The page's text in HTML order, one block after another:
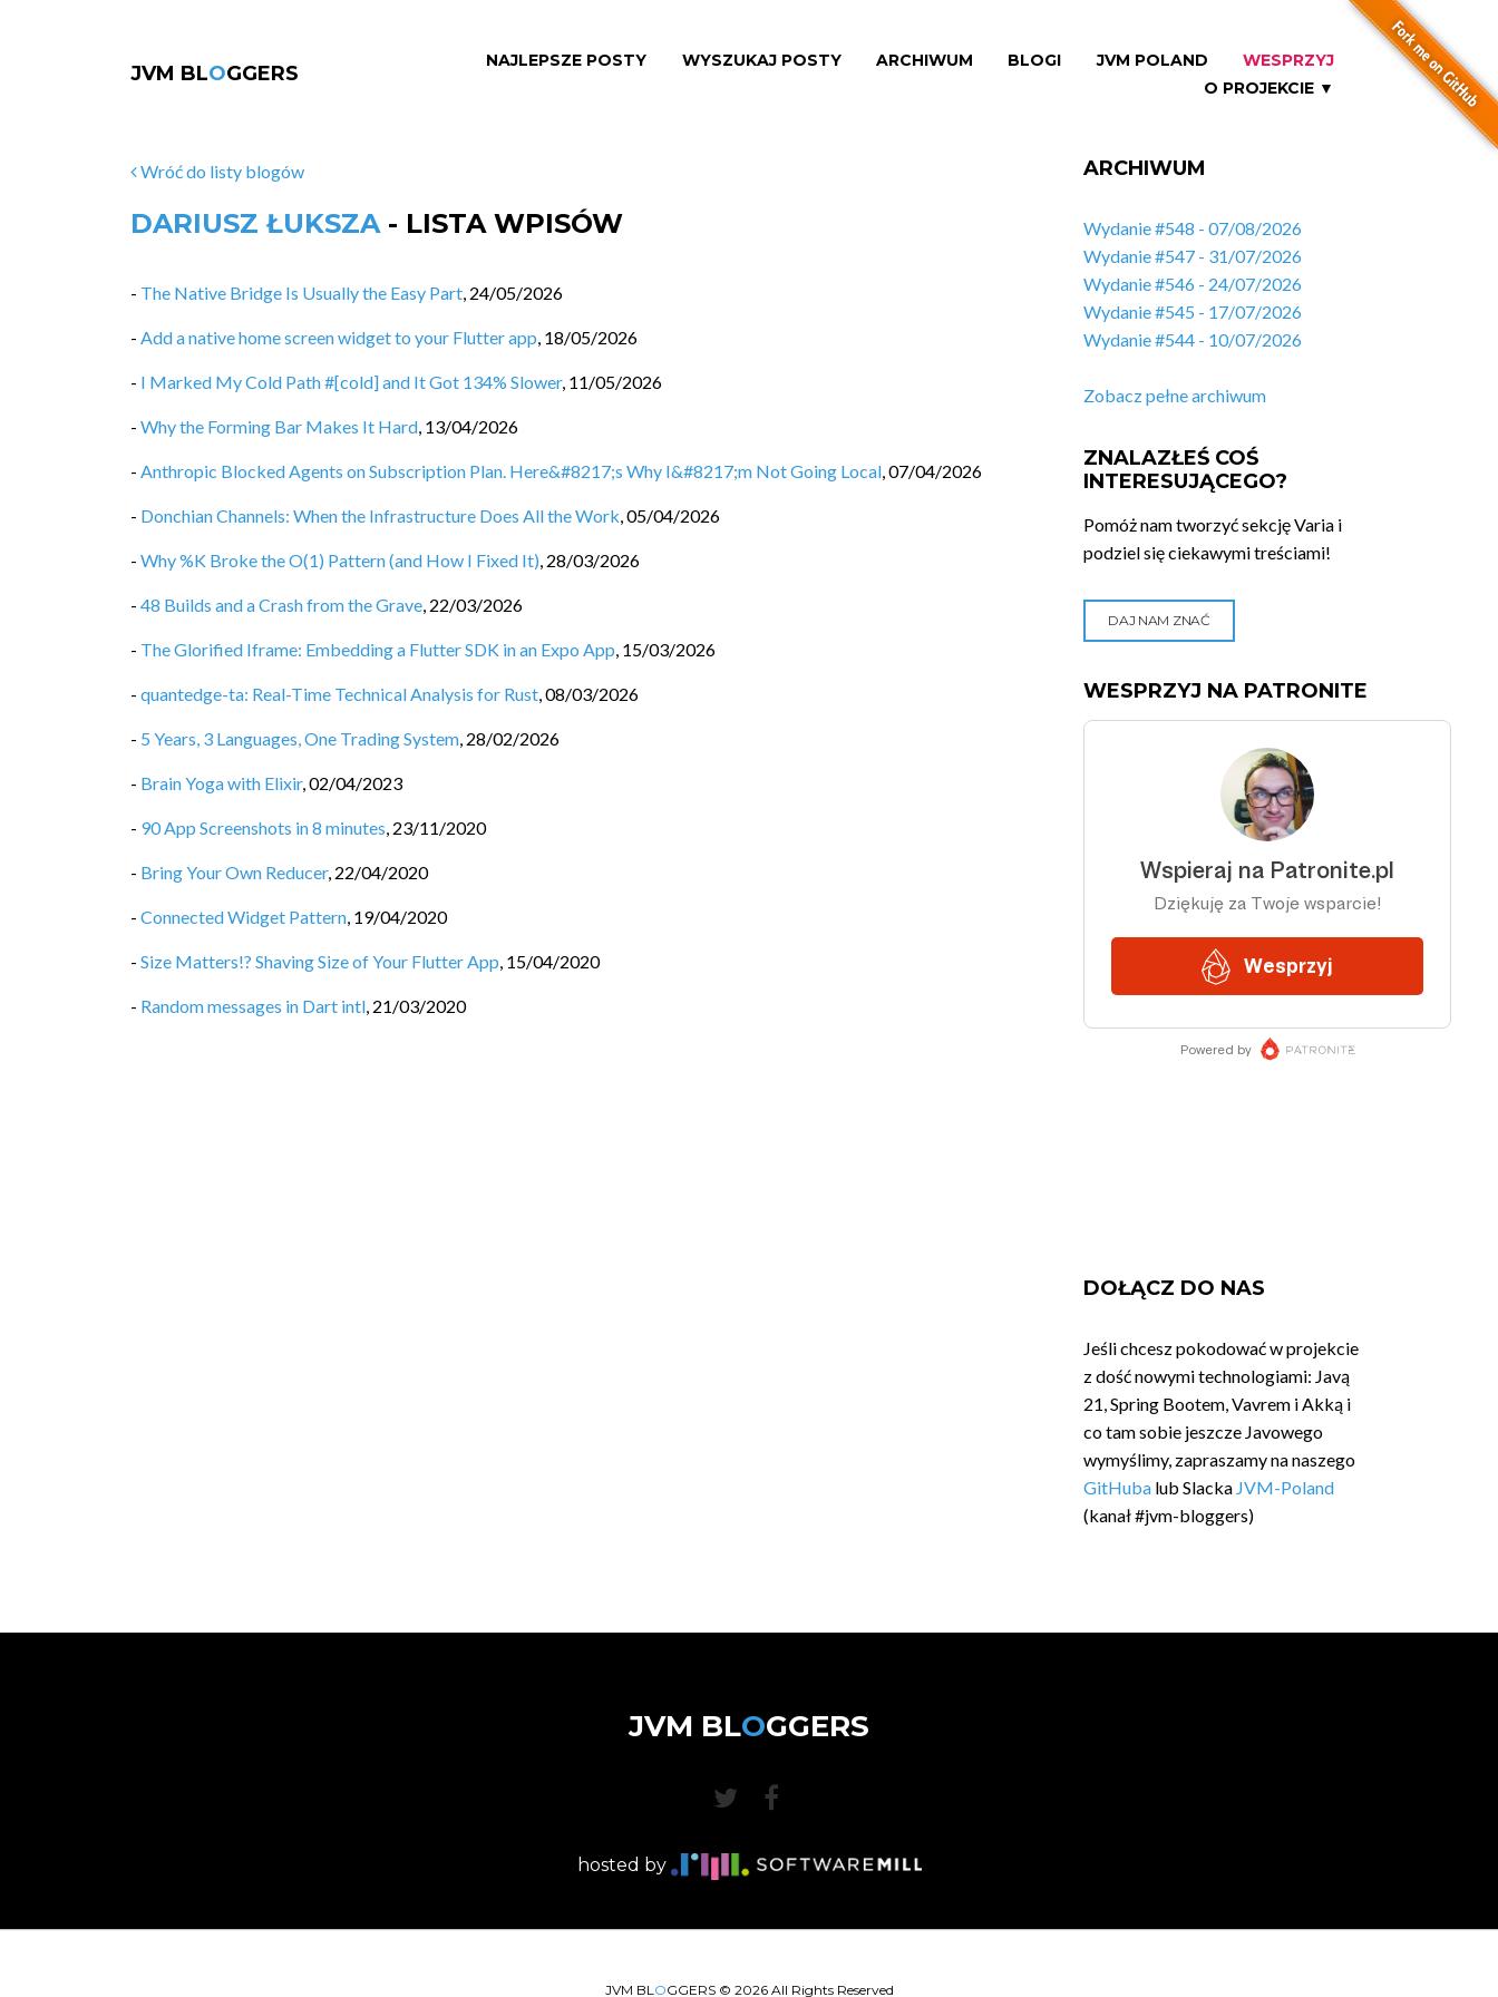
JVM BLOGGERS
NAJLEPSZE POSTY WYSZUKAJ POSTY ARCHIWUM BLOGI JVM POLAND
WESPRZYJ
O PROJEKCIE ▼
Wróć do listy blogów
DARIUSZ ŁUKSZA- LISTA WPISÓW
- The Native Bridge Is Usually the Easy Part, 24/05/2026
- Add a native home screen widget to your Flutter app, 18/05/2026
- I Marked My Cold Path #[cold] and It Got 134% Slower, 11/05/2026
- Why the Forming Bar Makes It Hard, 13/04/2026
- Anthropic Blocked Agents on Subscription Plan. Here&#8217;s Why I&#8217;m Not Going Local,07/04/2026
- Donchian Channels: When the Infrastructure Does All the Work,05/04/2026
- Why %K Broke the O(1) Pattern (and How I Fixed It), 28/03/2026
- 48 Builds and a Crash from the Grave, 22/03/2026
- The Glorified Iframe: Embedding a Flutter SDK in an Expo App, 15/03/2026
- quantedge-ta: Real-Time Technical Analysis for Rust,08/03/2026
- 5 Years, 3 Languages, One Trading System, 28/02/2026
- Brain Yoga with Elixir,02/04/2023
- 90 App Screenshots in 8 minutes, 23/11/2020
- Bring Your Own Reducer, 22/04/2020
- Connected Widget Pattern, 19/04/2020
- Size Matters!? Shaving Size of Your Flutter App, 15/04/2020
- Random messages in Dart intl, 21/03/2020
ARCHIWUM
Wydanie #548 - 07/08/2026
Wydanie #547 - 31/07/2026
Wydanie #546 - 24/07/2026
Wydanie #545 - 17/07/2026
Wydanie #544 - 10/07/2026
Zobacz pełne archiwum
ZNALAZŁEŚ COŚ
INTERESUJĄCEGO?
Pomóż nam tworzyć sekcję Varia i
podziel się ciekawymi treściami!
DAJ NAM ZNAĆ
WESPRZYJ NA PATRONITE
DOŁĄCZ DO NAS
Jeśli chcesz pokodować w projekcie
z dość nowymi technologiami: Javą
21, Spring Bootem, Vavrem i Akką i
co tam sobie jeszcze Javowego
wymyślimy, zapraszamy na naszego
GitHuba lub Slacka JVM-Poland
(kanał #jvm-bloggers)
JVM BLOGGERS
hosted by
JVM BLOGGERS © 2026All Rights Reserved